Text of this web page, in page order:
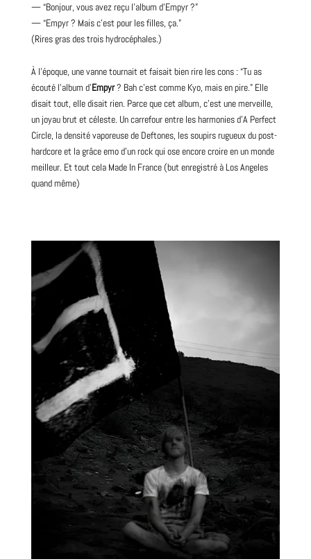
— “Bonjour, vous avez reçu l’album d’Empyr ?”
— “Empyr ? Mais c’est pour les filles, ça.”
(Rires gras des trois hydrocéphales.)
À l’époque, une vanne tournait et faisait bien rire les cons : “Tu as
écouté l’album d’Empyr? Bah c’est comme Kyo, mais en pire.” Elle
disait tout, elle disait rien. Parce que cet album, c’est une merveille,
un joyau brut et céleste. Un carrefour entre les harmonies d’A Perfect
Circle, la densité vaporeuse de Deftones, les soupirs rugueux du post-
hardcore et la grâce emo d’un rock qui ose encore croire en un monde
meilleur. Et tout cela Made In France (but enregistré à Los Angeles
quand même)